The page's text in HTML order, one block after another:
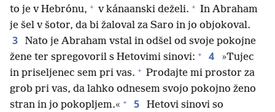
to je v Hebrónu, + v kánaanski deželi. + In Abraham
je šel v šotor, da bi žaloval za Saro in jo objokoval.
3
Nato je Abraham vstal in odšel od svoje pokojne
žene ter spregovoril s Hetovimi sinovi: + 4
»Tujec
in priseljenec sem pri vas. + Prodajte mi prostor za
grob pri vas, da lahko odnesem svojo pokojno ženo
stran in jo pokopljem.« + 5
Hetovi sinovi so